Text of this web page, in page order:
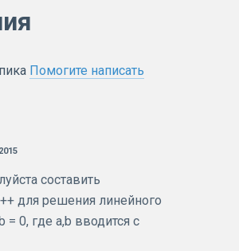
Помогите написать
составить
для решения линейного
= 0, где a,b вводится с